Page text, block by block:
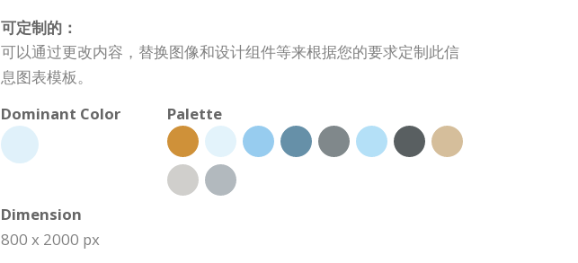
可定制的：
可以通过更改内容，替换图像和设计组件等来根据您的要求定制此信
息图表模板。
Dominant Color
Palette
Dimension
800 x 2000 px